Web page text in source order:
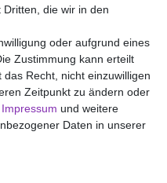
(auch Samstags)
Versand
AGB
die wir in den
oder aufgrund eines
Zustimmung kann erteilt
Recht, nicht einzuwilligen
Zeitpunkt zu ändern oder
Impressum und weitere
Daten in unserer